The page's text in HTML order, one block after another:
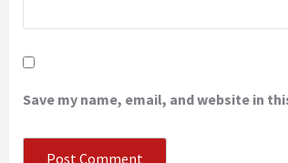
Save my name, email, and website in